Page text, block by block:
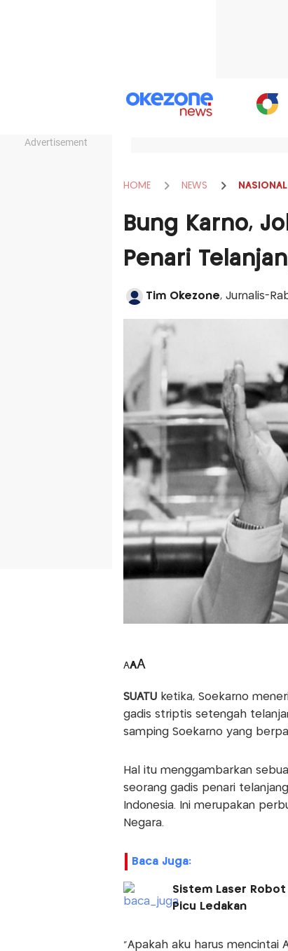
Advertisement
HOME NEWS NASIONAL
Bung Karno,
Penari
Tim Okezone, Jurnalis-
AAA
SUATU ketika, Soekarno
gadis striptis setengah
samping Soekarno yang
Hal itu menggambarkan
seorang gadis penari
Indonesia. Ini merupakan
Negara.
Baca Juga:
Sistem Laser Robot
Picu Ledakan
“Apakah aku harus mencintai